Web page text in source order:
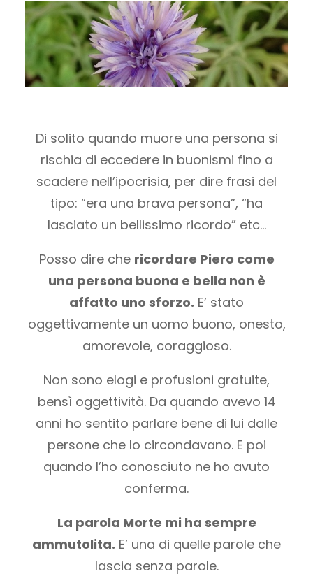
Di solito quando muore una persona si
rischia di eccedere in buonismi fino a
scadere nell’ipocrisia, per dire frasi del
tipo: “era una brava persona”, “ha
lasciato un bellissimo ricordo” etc…
Posso dire che ricordare Piero come
una persona buona e bella non è
affatto uno sforzo. E’ stato
oggettivamente un uomo buono, onesto,
amorevole, coraggioso.
Non sono elogi e profusioni gratuite,
bensì oggettività. Da quando avevo 14
anni ho sentito parlare bene di lui dalle
persone che lo circondavano. E poi
quando l’ho conosciuto ne ho avuto
conferma.
La parola Morte mi ha sempre
ammutolita. E’ una di quelle parole che
lascia senza parole.